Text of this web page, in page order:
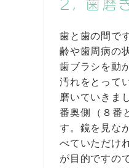
2, 歯磨
歯と歯の間で
齢や歯周病の
歯ブラシを動
汚れをとって
磨いていきま
番奥側（８番
す。鏡を見な
べていただけ
が目的ですの